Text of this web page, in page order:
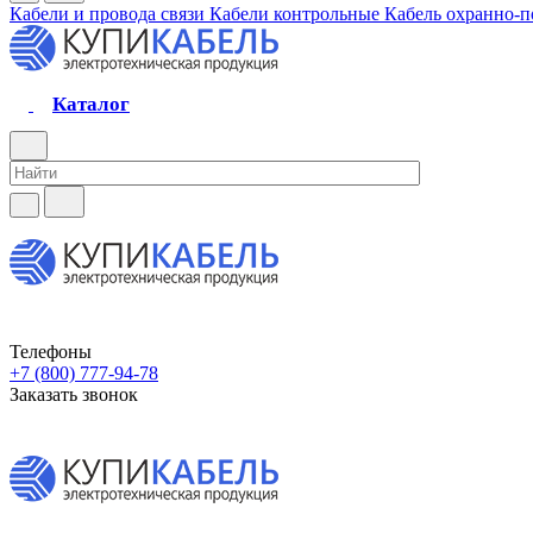
Кабели и провода связи Кабели контрольные Кабель охранно-
Каталог
Телефоны
+7 (800) 777-94-78
Заказать звонок